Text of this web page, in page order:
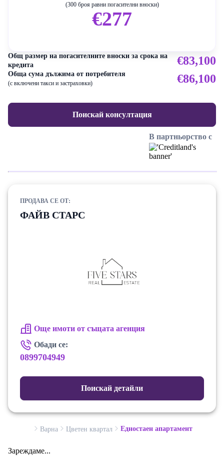
(300 броя равни погасителни вноски)
€277
Общ размер на погасителните вноски за срока на
кредита
€83,100
Обща сума дължима от потребителя
(с включени такси и застраховки) €86,100
Поискай консултация
В партньорство с
ПРОДАВА СЕ ОТ:
ФАЙВ СТАРС
Още имоти от същата агенция
Обади се:
0899704949
Поискай детайли
Варна Цветен квартал Едностаен апартамент
Зареждаме...